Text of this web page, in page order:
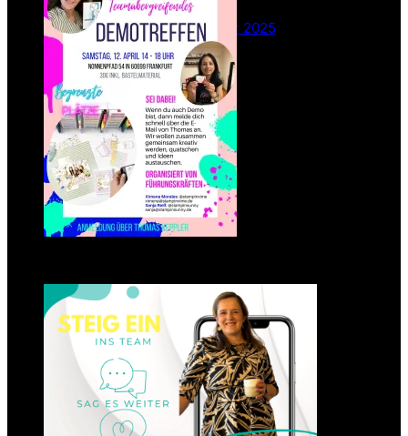
26. Februar 2025
Einsteigen 2025 im Team
Stampin‘ Sunny
23. Januar 2025